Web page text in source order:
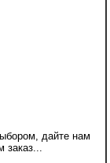
дайте нам
заказ...